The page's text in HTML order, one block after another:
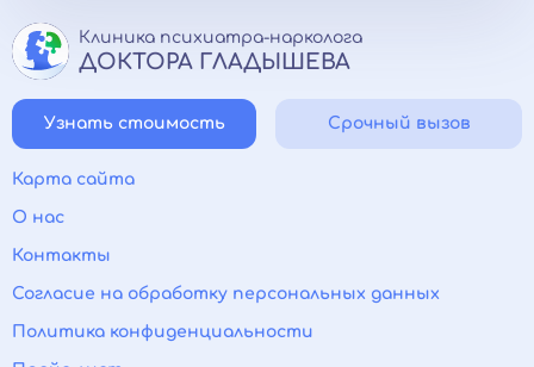
Клиника психиатра-нарколога
ДОКТОРА ГЛАДЫШЕВА
Узнать стоимость Срочный вызов
Карта сайта
О нас
Контакты
Согласие на обработку персональных данных
Политика конфиденциальности